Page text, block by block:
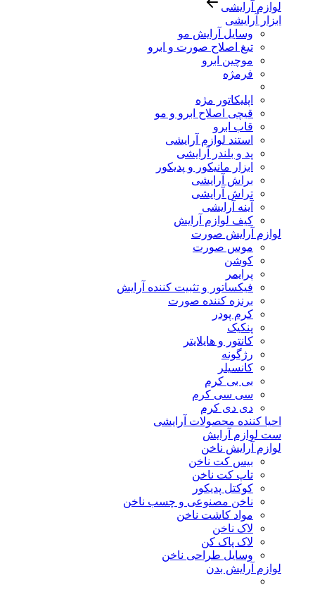
لوازم آرایشی
ابزار آرایشی
وسایل آرایش مو
تیغ اصلاح صورت و ابرو
موچین ابرو
فرمژه
اپلیکاتور مژه
قیچی اصلاح ابرو و مو
قاب ابرو
استند لوازم آرایشی
پد و بلندر آرایشی
ابزار مانیکور و پدیکور
براش آرایشی
تراش آرایشی
آینه آرایشی
کیف لوازم آرایش
لوازم آرایش صورت
موس صورت
کوشن
پرایمر
فیکساتور و تثبیت کننده آرایش
برنزه کننده صورت
کرم پودر
پنکیک
کانتور و هایلایتر
رژگونه
کانسیلر
بی بی کرم
سی سی کرم
دی دی کرم
احیا کننده محصولات آرایشی
ست لوازم آرایش
لوازم آرایش ناخن
بیس کت ناخن
تاپ کت ناخن
کوکتل پدیکور
ناخن مصنوعی و چسب ناخن
مواد کاشت ناخن
لاک ناخن
لاک پاک کن
وسایل طراحی ناخن
لوازم آرایش بدن